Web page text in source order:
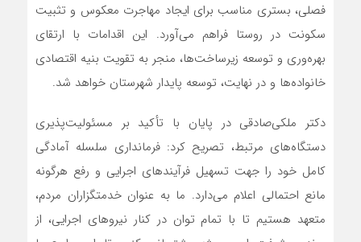
فصلی، بستری مناسب برای ایجاد مهاجرت معکوس و تثبیت
سکونت در روستا فراهم می‌آورد. این اقدامات با ارتقای
بهره‌وری و توسعه زیرساخت‌ها، منجر به تقویت بنیه اقتصادی
خانواده‌ها و در نهایت، توسعه پایدار شهرستان خواهد شد.
دکتر ملکی‌صادقی در پایان با تأکید بر مسئولیت‌پذیری
دستگاه‌های مرتبط، تصریح کرد: فرمانداری سلسله آمادگی
کامل خود را جهت تسهیل فرآیندهای اجرایی و رفع هرگونه
مانع احتمالی اعلام می‌دارد. ما به عنوان خدمتگزاران مردم،
متعهد هستیم تا با تمام توان در کنار نیروهای اجرایی، از